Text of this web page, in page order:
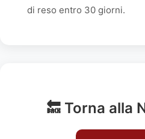
di reso entro 30 giorni.
🔙 Torna alla